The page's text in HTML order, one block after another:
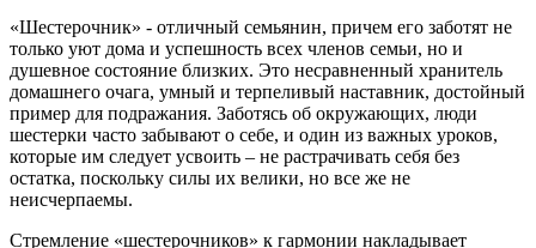
«Шестерочник» - отличный семьянин, причем его заботят не
только уют дома и успешность всех членов семьи, но и
душевное состояние близких. Это несравненный хранитель
домашнего очага, умный и терпеливый наставник, достойный
пример для подражания. Заботясь об окружающих, люди
шестерки часто забывают о себе, и один из важных уроков,
которые им следует усвоить – не растрачивать себя без
остатка, поскольку силы их велики, но все же не
неисчерпаемы.
Стремление «шестерочников» к гармонии накладывает